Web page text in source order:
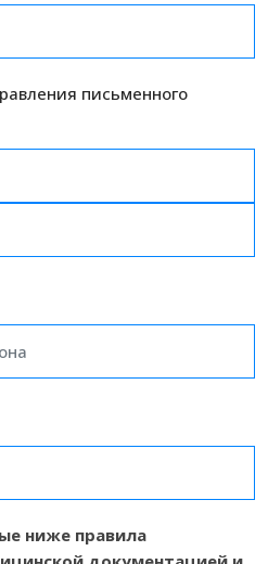
письменного
ниже правила